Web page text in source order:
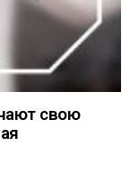
свою